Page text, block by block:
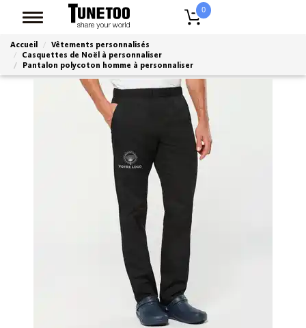
0
Accueil
Vêtements personnalisés
Casquettes de Noël à personnaliser
Pantalon polycoton homme à personnaliser